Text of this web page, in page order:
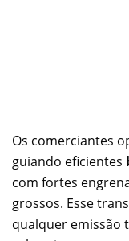
Os comerciantes
guiando eficientes
com fortes
grossos. Esse
qualquer emissão